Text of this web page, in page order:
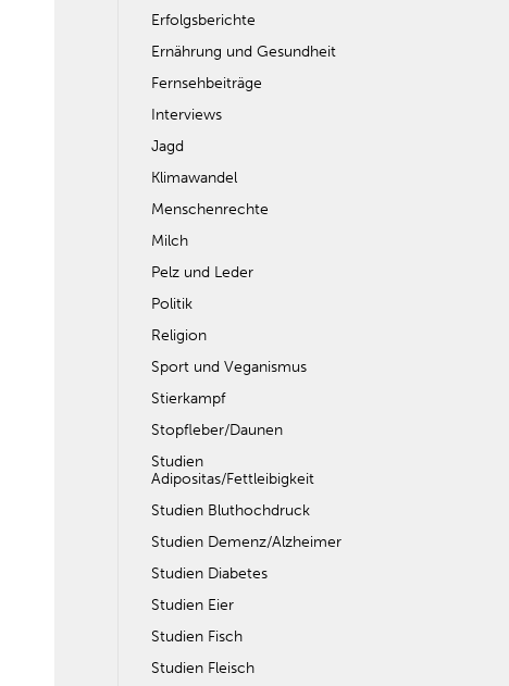
Erfolgsberichte
Ernährung und Gesundheit
Fernsehbeiträge
Interviews
Jagd
Klimawandel
Menschenrechte
Milch
Pelz und Leder
Politik
Religion
Sport und Veganismus
Stierkampf
Stopfleber/Daunen
Studien
Adipositas/Fettleibigkeit
Studien Bluthochdruck
Studien Demenz/Alzheimer
Studien Diabetes
Studien Eier
Studien Fisch
Studien Fleisch